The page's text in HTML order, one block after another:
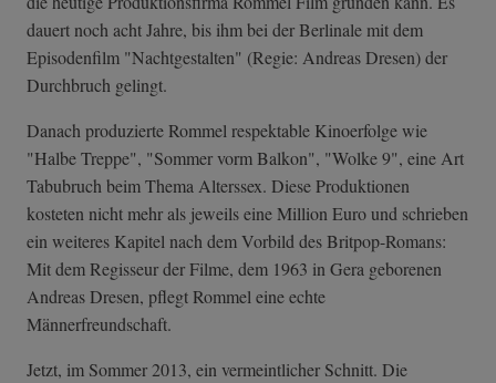
dauert noch acht Jahre, bis ihm bei der Berlinale mit dem
Episodenfilm "Nachtgestalten" (Regie: Andreas Dresen) der
Durchbruch gelingt.
Danach produzierte Rommel respektable Kinoerfolge wie
"Halbe Treppe", "Sommer vorm Balkon", "Wolke 9", eine Art
Tabubruch beim Thema Alterssex. Diese Produktionen
kosteten nicht mehr als jeweils eine Million Euro und schrieben
ein weiteres Kapitel nach dem Vorbild des Britpop-Romans:
Mit dem Regisseur der Filme, dem 1963 in Gera geborenen
Andreas Dresen, pflegt Rommel eine echte
Männerfreundschaft.
Jetzt, im Sommer 2013, ein vermeintlicher Schnitt. Die